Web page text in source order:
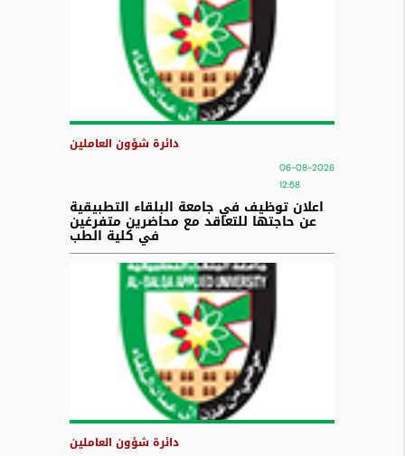
دائرة شؤون العاملين
06-08-2026
12:58
اعلان توظيف في جامعة البلقاء التطبيقية
عن حاجتها للتعاقد مع محاضرين متفرغين
في كلية الطب
دائرة شؤون العاملين